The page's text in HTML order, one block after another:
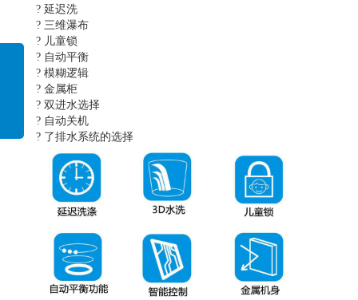
? 延迟洗
? 三维瀑布
? 儿童锁
? 自动平衡
? 模糊逻辑
? 金属柜
? 双进水选择
? 自动关机
? 了排水系统的选择